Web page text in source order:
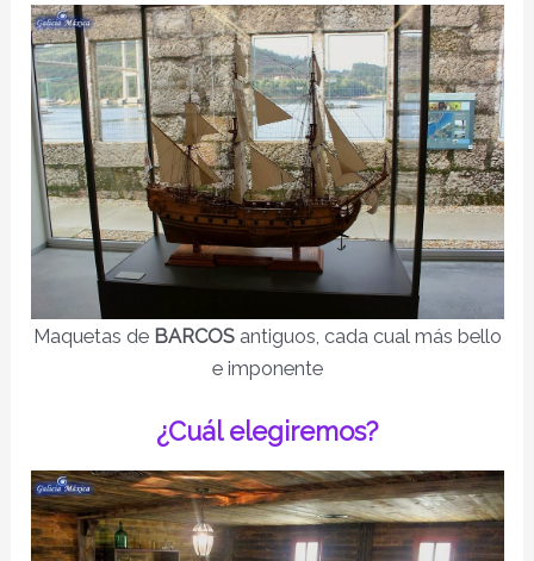
Maquetas deBARCOSantiguos, cada cual más bello
e imponente
¿Cuál elegiremos?